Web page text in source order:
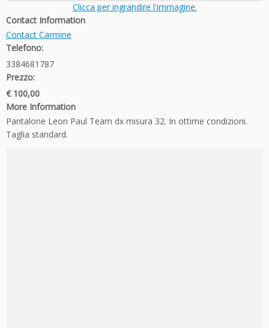
Clicca per ingrandire l'immagine.
Contact Information
Contact Carmine
Telefono:
3384681787
Prezzo:
€ 100,00
More Information
Pantalone Leon Paul Team dx misura 32. In ottime condizioni.
Taglia standard.